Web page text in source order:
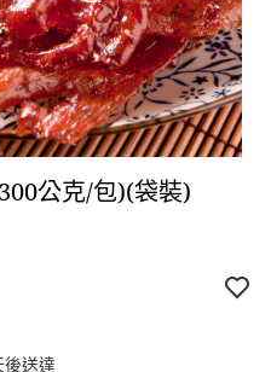
公克/包)(袋裝)
送達